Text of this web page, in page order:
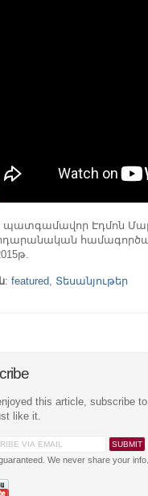
Էդմոն
: featured, Տեսանյութեր
this article, subscribe
like it.
We never share your info.